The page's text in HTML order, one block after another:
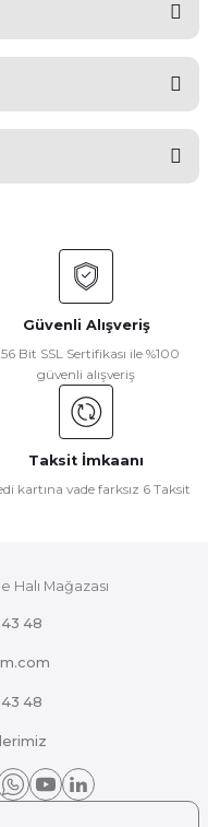
öneri formunu
Güvenli Alışveriş
Bit SSL Sertifikası ile %100
güvenli alışveriş
Taksit İmkaanı
kartına vade farksız 6 Taksit
Halı Mağazası
48
48